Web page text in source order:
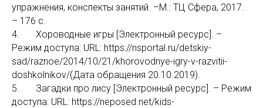
упражнения, конспекты занятий. –М.: ТЦ Сфера, 2017.
– 176 с.
4. Хороводные игры [Электронный ресурс]. –
Режим доступа: URL: https://nsportal.ru/detskiy-
sad/raznoe/2014/10/21/khorovodnye-igry-v-razvitii-
doshkolnikov/(Дата обращения 20.10.2019).
5. Загадки про лису [Электронный ресурс]. – Режим
доступа: URL: https://neposed.net/kids-